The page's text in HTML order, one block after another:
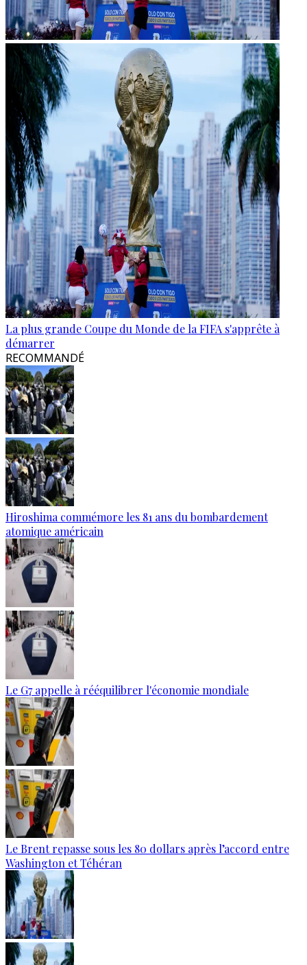
La plus grande Coupe du Monde de la FIFA s'apprête à
démarrer
RECOMMANDÉ
Hiroshima commémore les 81 ans du bombardement
atomique américain
Le G7 appelle à rééquilibrer l'économie mondiale
Le Brent repasse sous les 80 dollars après l’accord entre
Washington et Téhéran